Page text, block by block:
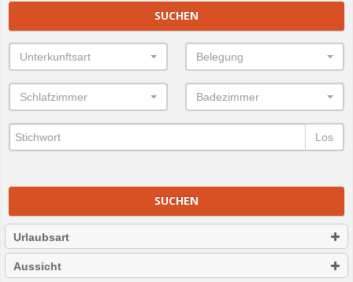
SUCHEN
Unterkunftsart Belegung
Schlafzimmer Badezimmer
Los
SUCHEN
Urlaubsart
Aussicht